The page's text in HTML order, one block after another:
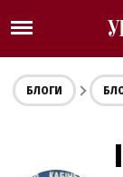
БЛОГИ